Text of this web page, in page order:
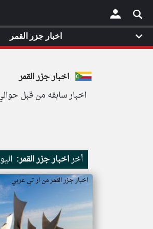
×
اخبار جزر القمر
اخبار سابقه من قبل حوالي ٦
أخراخبار جزر القمر:
اخبار جزر القمر من ار تي عربي
اخبار جزر القمر